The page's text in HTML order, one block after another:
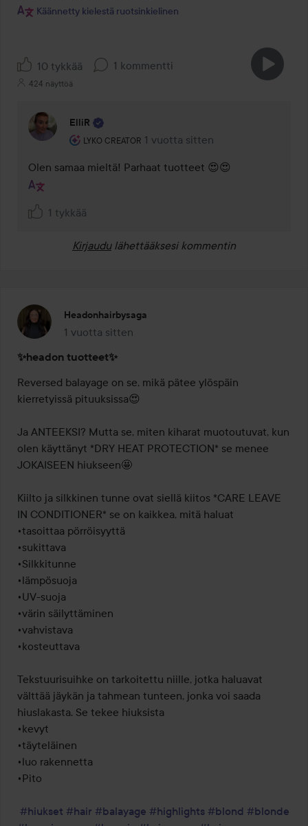
Käännetty kielestä ruotsinkielinen
10 tykkää 1 kommentti
424 näyttöä
ElliR
LYKO CREATOR
Käyttäjän rooli: Lyko Creator.
1 vuotta sitten
Kommentti lisättiin 1 vuotta sitten
Olen samaa mieltä! Parhaat tuotteet 😍😍
1 tykkää
Kirjaudu lähettääksesi kommentin
Headonhairbysaga
1 vuotta sitten
Viesti luotiin 1 vuotta sitten
✨headon tuotteet✨
Reversed balayage on se, mikä pätee ylöspäin
kierretyissä pituuksissa😍
Ja ANTEEKSI? Mutta se, miten kiharat muotoutuvat, kun
olen käyttänyt *DRY HEAT PROTECTION* se menee
JOKAISEEN hiukseen🤩
Kiilto ja silkkinen tunne ovat siellä kiitos *CARE LEAVE
IN CONDITIONER* se on kaikkea, mitä haluat
•tasoittaa pörröisyyttä
•sukittava
•Silkkitunne
•lämpösuoja
•UV-suoja
•värin säilyttäminen
•vahvistava
•kosteuttava
Tekstuurisuihke on tarkoitettu niille, jotka haluavat
välttää jäykän ja tahmean tunteen, jonka voi saada
hiuslakasta. Se tekee hiuksista
•kevyt
•täyteläinen
•luo rakennetta
•Pito
#hiukset #hair #balayage #highlights #blond #blonde